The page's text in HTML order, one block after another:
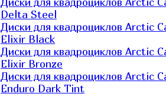
Delta Steel
Диски для квадроциклов Arctic
Elixir Black
Диски для квадроциклов Arctic
Elixir Bronze
Диски для квадроциклов Arctic
Enduro Dark Tint